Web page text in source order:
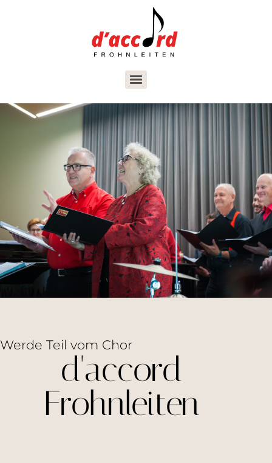
Werde Teil vom Chor
d'accord
Frohnleiten